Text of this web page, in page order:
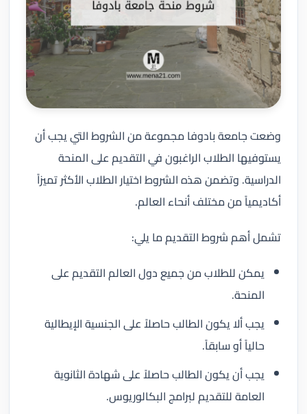
وضعت جامعة بادوفا مجموعة من الشروط التي يجب أن
يستوفيها الطلاب الراغبون في التقديم على المنحة
الدراسية. وتضمن هذه الشروط اختيار الطلاب الأكثر تميزاً
أكاديمياً من مختلف أنحاء العالم.
تشمل أهم شروط التقديم ما يلي:
يمكن للطلاب من جميع دول العالم التقديم على
المنحة.
يجب ألا يكون الطالب حاصلاً على الجنسية الإيطالية
حالياً أو سابقاً.
يجب أن يكون الطالب حاصلاً على شهادة الثانوية
العامة للتقديم لبرامج البكالوريوس.